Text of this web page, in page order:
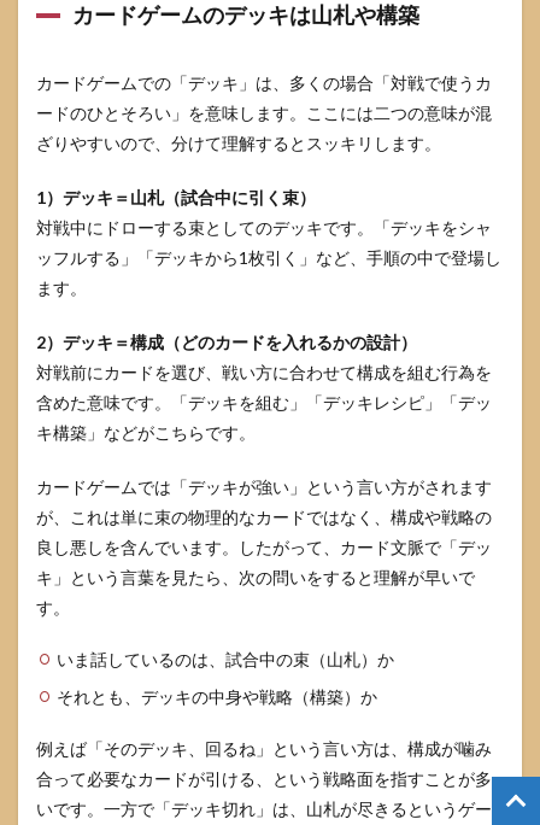
カードゲームのデッキは山札や構築
カードゲームでの「デッキ」は、多くの場合「対戦で使うカ
ードのひとそろい」を意味します。ここには二つの意味が混
ざりやすいので、分けて理解するとスッキリします。
1）デッキ＝山札（試合中に引く束）
対戦中にドローする束としてのデッキです。「デッキをシャ
ッフルする」「デッキから1枚引く」など、手順の中で登場し
ます。
2）デッキ＝構成（どのカードを入れるかの設計）
対戦前にカードを選び、戦い方に合わせて構成を組む行為を
含めた意味です。「デッキを組む」「デッキレシピ」「デッ
キ構築」などがこちらです。
カードゲームでは「デッキが強い」という言い方がされます
が、これは単に束の物理的なカードではなく、構成や戦略の
良し悪しを含んでいます。したがって、カード文脈で「デッ
キ」という言葉を見たら、次の問いをすると理解が早いで
す。
いま話しているのは、試合中の束（山札）か
それとも、デッキの中身や戦略（構築）か
例えば「そのデッキ、回るね」という言い方は、構成が噛み
合って必要なカードが引ける、という戦略面を指すことが多
いです。一方で「デッキ切れ」は、山札が尽きるというゲー